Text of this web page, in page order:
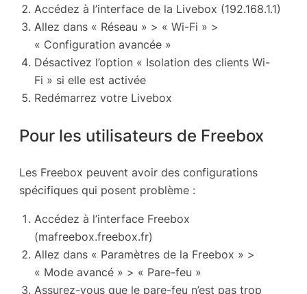
Accédez à l’interface de la Livebox (192.168.1.1)
Allez dans « Réseau » > « Wi-Fi » >
« Configuration avancée »
Désactivez l’option « Isolation des clients Wi-
Fi » si elle est activée
Redémarrez votre Livebox
Pour les utilisateurs de Freebox
Les Freebox peuvent avoir des configurations
spécifiques qui posent problème :
Accédez à l’interface Freebox
(mafreebox.freebox.fr)
Allez dans « Paramètres de la Freebox » >
« Mode avancé » > « Pare-feu »
Assurez-vous que le pare-feu n’est pas trop